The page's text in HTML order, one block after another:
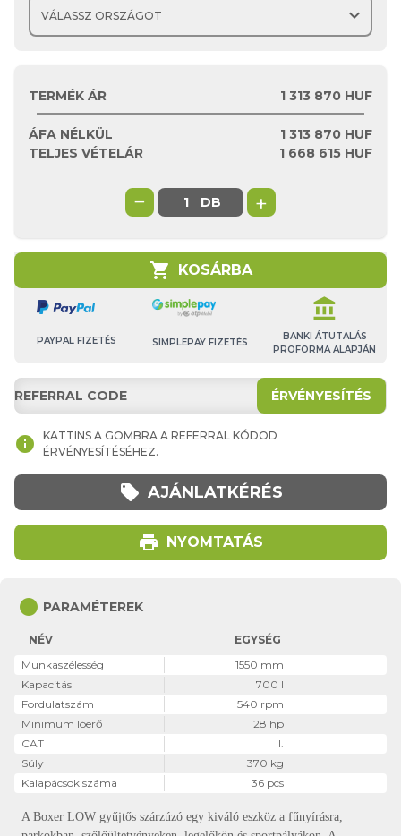
expand_more
TERMÉK ÁR 1 313 870 HUF
ÁFA NÉLKÜL 1 313 870 HUF
TELJES VÉTELÁR
1 668 615 HUF
− DB +
shopping_cart KOSÁRBA
PAYPAL FIZETÉS SIMPLEPAY FIZETÉS
account_balance
BANKI ÁTUTALÁS
PROFORMA ALAPJÁN
ÉRVÉNYESÍTÉS
info
KATTINS A GOMBRA A REFERRAL KÓDOD
ÉRVÉNYESÍTÉSÉHEZ.
local_offer AJÁNLATKÉRÉS
print NYOMTATÁS
circle PARAMÉTEREK
NÉV
EGYSÉG
Munkaszélesség
1550 mm
Kapacitás
700 l
Fordulatszám
540 rpm
Minimum lóerő
28 hp
CAT
I.
Súly
370 kg
Kalapácsok száma
36 pcs
A Boxer LOW gyűjtős szárzúzó egy kiváló eszköz a fűnyírásra,